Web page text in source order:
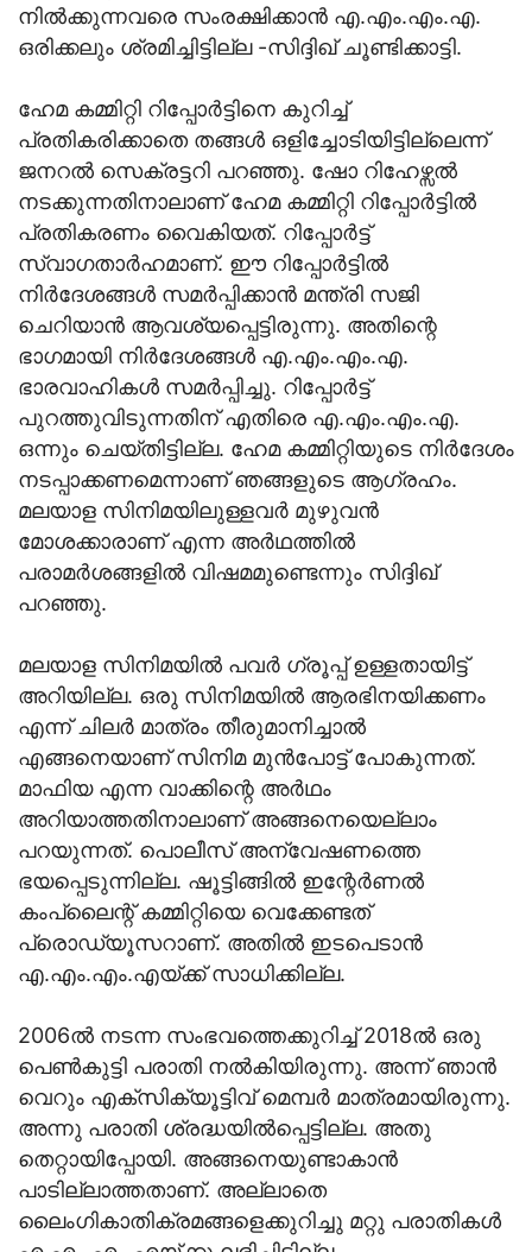
നില്‍ക്കുന്നവരെ സംരക്ഷിക്കാന്‍ എ.എം.എം.എ.
ഒരിക്കലും ശ്രമിച്ചിട്ടില്ല -സിദ്ദിഖ് ചൂണ്ടിക്കാട്ടി.
ഹേമ കമ്മിറ്റി റിപ്പോര്‍ട്ടിനെ കുറിച്ച്
പ്രതികരിക്കാതെ തങ്ങള്‍ ഒളിച്ചോടിയിട്ടില്ലെന്ന്
ജനറല്‍ സെക്രട്ടറി പറഞ്ഞു. ഷോ റിഹേഴ്സല്‍
നടക്കുന്നതിനാലാണ് ഹേമ കമ്മിറ്റി റിപ്പോര്‍ട്ടില്‍
പ്രതികരണം വൈകിയത്. റിപ്പോര്‍ട്ട്
സ്വാഗതാര്‍ഹമാണ്. ഈ റിപ്പോര്‍ട്ടില്‍
നിര്‍ദേശങ്ങള്‍ സമര്‍പ്പിക്കാന്‍ മന്ത്രി സജി
ചെറിയാന്‍ ആവശ്യപ്പെട്ടിരുന്നു. അതിന്റെ
ഭാഗമായി നിര്‍ദേശങ്ങള്‍ എ.എം.എം.എ.
ഭാരവാഹികള്‍ സമര്‍പ്പിച്ചു. റിപ്പോര്‍ട്ട്
പുറത്തുവിടുന്നതിന് എതിരെ എ.എം.എം.എ.
ഒന്നും ചെയ്തിട്ടില്ല. ഹേമ കമ്മിറ്റിയുടെ നിര്‍ദേശം
നടപ്പാക്കണമെന്നാണ് ഞങ്ങളുടെ ആഗ്രഹം.
മലയാള സിനിമയിലുള്ളവര്‍ മുഴുവന്‍
മോശക്കാരാണ് എന്ന അര്‍ഥത്തില്‍
പരാമര്‍ശങ്ങളില്‍ വിഷമമുണ്ടെന്നും സിദ്ദിഖ്
പറഞ്ഞു.
മലയാള സിനിമയില്‍ പവര്‍ ഗ്രൂപ്പ് ഉള്ളതായിട്ട്
അറിയില്ല. ഒരു സിനിമയില്‍ ആരഭിനയിക്കണം
എന്ന് ചിലര്‍ മാത്രം തീരുമാനിച്ചാല്‍
എങ്ങനെയാണ് സിനിമ മുന്‍പോട്ട് പോകുന്നത്.
മാഫിയ എന്ന വാക്കിന്റെ അര്‍ഥം
അറിയാത്തതിനാലാണ് അങ്ങനെയെല്ലാം
പറയുന്നത്. പൊലീസ് അന്വേഷണത്തെ
ഭയപ്പെടുന്നില്ല. ഷൂട്ടിങ്ങില്‍ ഇന്റേര്‍ണല്‍
കംപ്ലൈന്റ് കമ്മിറ്റിയെ വെക്കേണ്ടത്
പ്രൊഡ്യൂസറാണ്. അതില്‍ ഇടപെടാന്‍
എ.എം.എം.എയ്ക്ക് സാധിക്കില്ല.
2006ല്‍ നടന്ന സംഭവത്തെക്കുറിച്ച് 2018ല്‍ ഒരു
പെണ്‍കുട്ടി പരാതി നല്‍കിയിരുന്നു. അന്ന് ഞാന്‍
വെറും എക്‌സിക്യൂട്ടിവ് മെമ്പര്‍ മാത്രമായിരുന്നു.
അന്നു പരാതി ശ്രദ്ധയില്‍പ്പെട്ടില്ല. അതു
തെറ്റായിപ്പോയി. അങ്ങനെയുണ്ടാകാന്‍
പാടില്ലാത്തതാണ്. അല്ലാതെ
ലൈംഗികാതിക്രമങ്ങളെക്കുറിച്ചു മറ്റു പരാതികള്‍